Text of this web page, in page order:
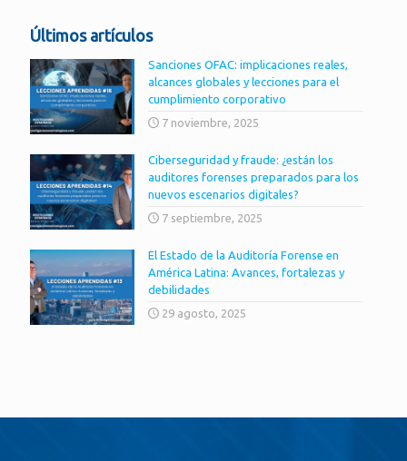
Últimos artículos
Sanciones OFAC: implicaciones reales,
alcances globales y lecciones para el
cumplimiento corporativo
7 noviembre, 2025
Ciberseguridad y fraude: ¿están los
auditores forenses preparados para los
nuevos escenarios digitales?
7 septiembre, 2025
El Estado de la Auditoría Forense en
América Latina: Avances, fortalezas y
debilidades
29 agosto, 2025